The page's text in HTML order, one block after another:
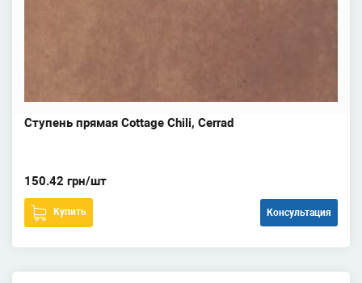
Ступень прямая Cottage Chili, Cerrad
150.42 грн/шт
Купить Консультация